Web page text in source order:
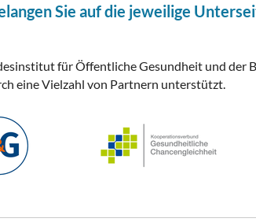
Sie auf die jeweilige
für Öffentliche Gesundheit und der
eine Vielzahl von Partnern unterstützt.